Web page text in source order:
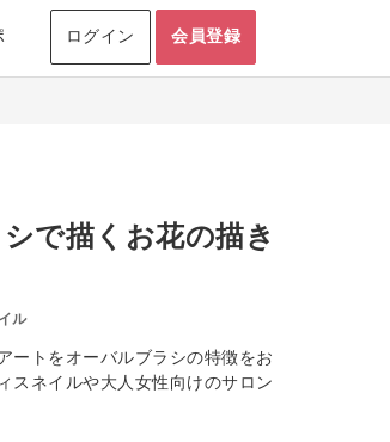
ログイン 会員登録
で描くお花の描き
ル
ートをオーバルブラシの特徴をお
スネイルや大人女性向けのサロン